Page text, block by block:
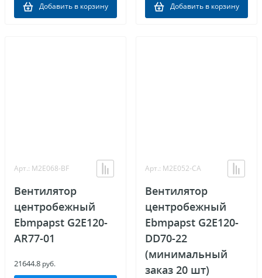
Добавить в корзину Добавить в корзину
Арт.: M2E068-BF
Вентилятор
центробежный
Ebmpapst G2E120-
AR77-01
21644.8 руб.
Арт.: M2E052-CA
Вентилятор
центробежный
Ebmpapst G2E120-
DD70-22
(минимальный
заказ 20 шт)